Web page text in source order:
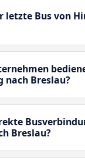
letzte Bus von
nach Breslau?
Breslau?